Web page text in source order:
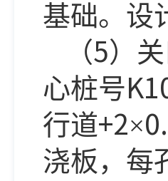
基础。设
（5）
心桩号
行道+2×
浇板，每